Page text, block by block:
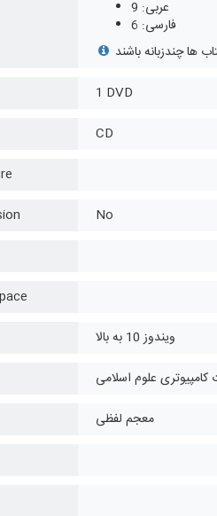
عربی: 9
فارسی: 6
1 DVD
CD
No
ویندوز 10 به بالا
کامپیوتری علوم اسلامی
معجم لفظی